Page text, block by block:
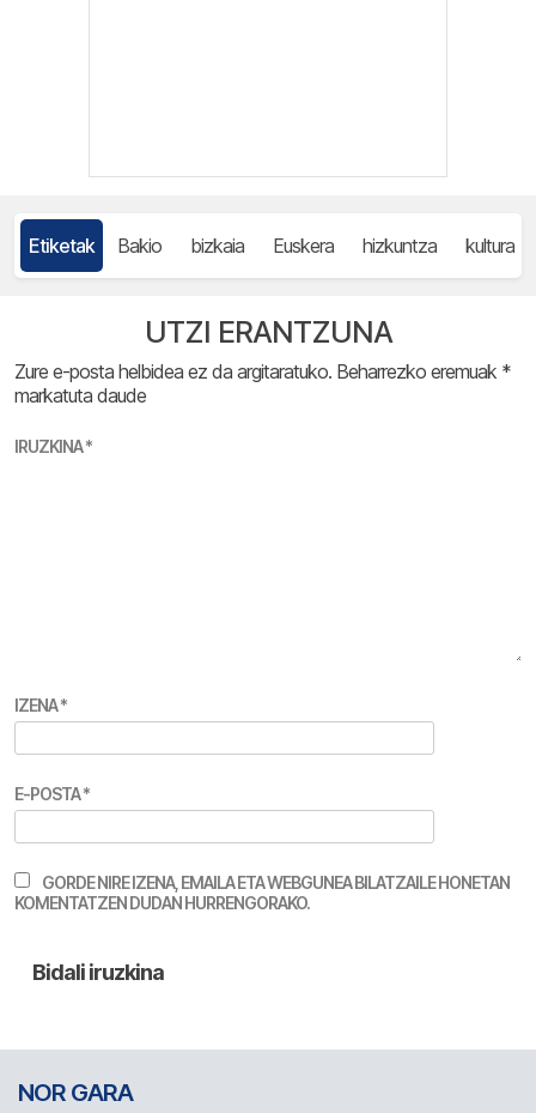
Etiketak Bakio bizkaia Euskera hizkuntza kultura
UTZI ERANTZUNA
Zure e-posta helbidea ez da argitaratuko. Beharrezko eremuak *
markatuta daude
IRUZKINA*
IZENA*
E-POSTA*
GORDE NIRE IZENA, EMAILA ETA WEBGUNEA BILATZAILE HONETAN
KOMENTATZEN DUDAN HURRENGORAKO.
NOR GARA